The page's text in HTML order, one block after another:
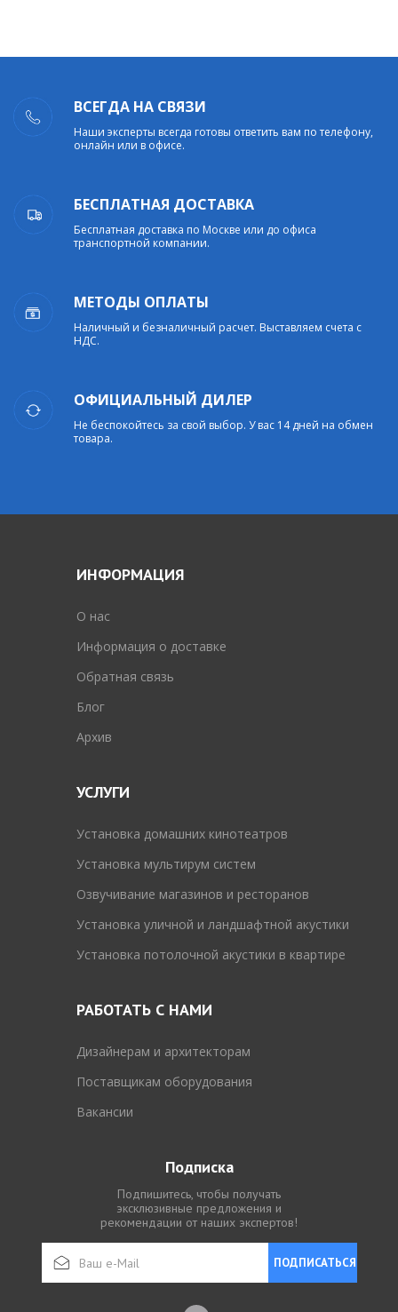
ВСЕГДА НА СВЯЗИ
Наши эксперты всегда готовы ответить вам по телефону,
онлайн или в офисе.
БЕСПЛАТНАЯ ДОСТАВКА
Бесплатная доставка по Москве или до офиса
транспортной компании.
МЕТОДЫ ОПЛАТЫ
Наличный и безналичный расчет. Выставляем счета с
НДС.
ОФИЦИАЛЬНЫЙ ДИЛЕР
Не беспокойтесь за свой выбор. У вас 14 дней на обмен
товара.
ИНФОРМАЦИЯ
O нас
Информация о доставке
Обратная связь
Блог
Архив
УСЛУГИ
Установка домашних кинотеатров
Установка мультирум систем
Озвучивание магазинов и ресторанов
Установка уличной и ландшафтной акустики
Установка потолочной акустики в квартире
РАБОТАТЬ С НАМИ
Дизайнерам и архитекторам
Поставщикам оборудования
Вакансии
Подписка
Подпишитесь, чтобы получать
эксклюзивные предложения и
рекомендации от наших экспертов!
ПОДПИСАТЬСЯ